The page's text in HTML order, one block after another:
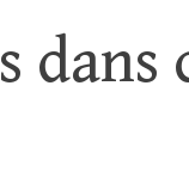
dans